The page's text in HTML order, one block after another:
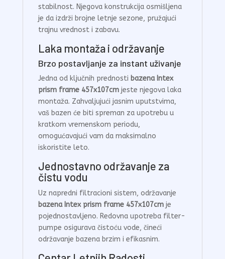
stabilnost. Njegova konstrukcija osmišljena
je da izdrži brojne letnje sezone, pružajući
trajnu vrednost i zabavu.
Laka montaža i održavanje
Brzo postavljanje za instant uživanje
Jedna od ključnih prednosti bazena Intex
prism frame 457x107cmjeste njegova laka
montaža. Zahvaljujući jasnim uputstvima,
vaš bazen će biti spreman za upotrebu u
kratkom vremenskom periodu,
omogućavajući vam da maksimalno
iskoristite leto.
Jednostavno održavanje za
čistu vodu
Uz napredni filtracioni sistem, održavanje
bazena Intex prism frame 457x107cmje
pojednostavljeno. Redovna upotreba filter-
pumpe osigurava čistoću vode, čineći
održavanje bazena brzim i efikasnim.